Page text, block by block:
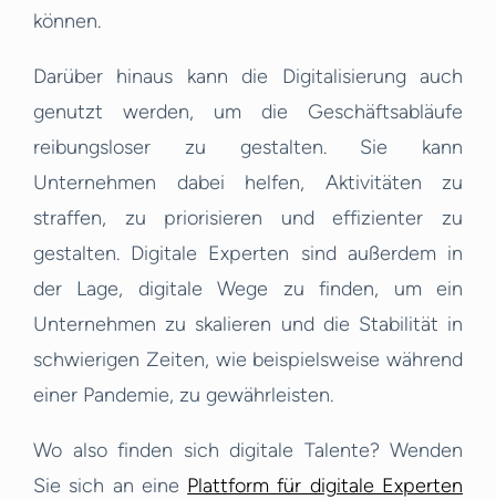
können.
Darüber hinaus kann die Digitalisierung auch
genutzt werden, um die Geschäftsabläufe
reibungsloser zu gestalten. Sie kann
Unternehmen dabei helfen, Aktivitäten zu
straffen, zu priorisieren und effizienter zu
gestalten. Digitale Experten sind außerdem in
der Lage, digitale Wege zu finden, um ein
Unternehmen zu skalieren und die Stabilität in
schwierigen Zeiten, wie beispielsweise während
einer Pandemie, zu gewährleisten.
Wo also finden sich digitale Talente? Wenden
Sie sich an eine Plattform für digitale Experten